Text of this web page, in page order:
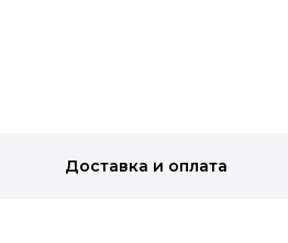
Доставка и оплата